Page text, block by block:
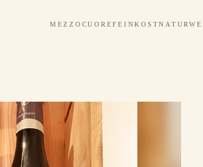
MEZZOCUOREFEINKOST